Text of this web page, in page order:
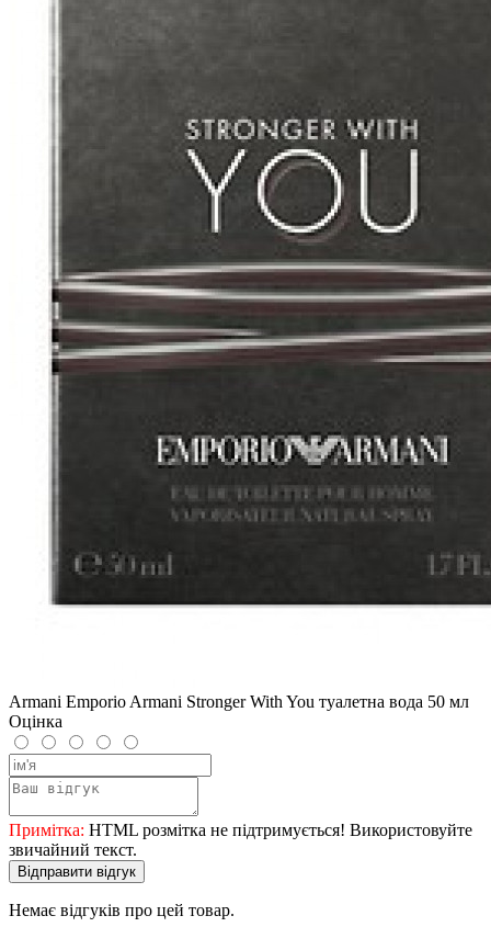
Armani Emporio Armani Stronger With You туалетна вода 50 мл
Оцінка
Примітка: HTML розмітка не підтримується! Використовуйте
звичайний текст.
Відправити відгук
Немає відгуків про цей товар.